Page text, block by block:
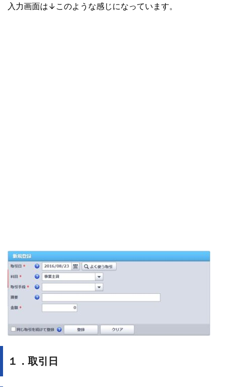
入力画面は↓このような感じになっています。
１．取引日